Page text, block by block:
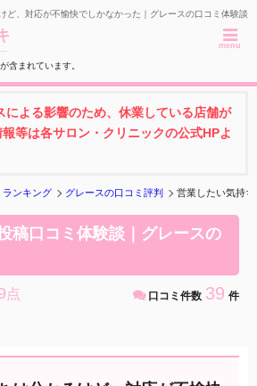
ど、対応が不愉快でしかなかった｜グレースの口コミ体験談
menu
含まれています。
による影響のため、休業している店舗が
等は各サロン・クリニックの公式HPよ
ランキング グレースの口コミ評判 営業したい気持
稿口コミ体験談｜グレースの
点 口コミ件数 39 件